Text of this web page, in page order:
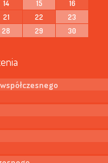
14 15
16
21 22
23
28 29
30